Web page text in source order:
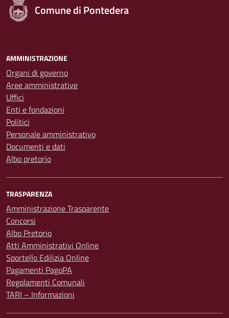
Comune di Pontedera
AMMINISTRAZIONE
Organi di governo
Aree amministrative
Uffici
Enti e fondazioni
Politici
Personale amministrativo
Documenti e dati
Albo pretorio
TRASPARENZA
Amministrazione Trasparente
Concorsi
Albo Pretorio
Atti Amministrativi Online
Sportello Edilizia Online
Pagamenti PagoPA
Regolamenti Comunali
TARI – Informazioni